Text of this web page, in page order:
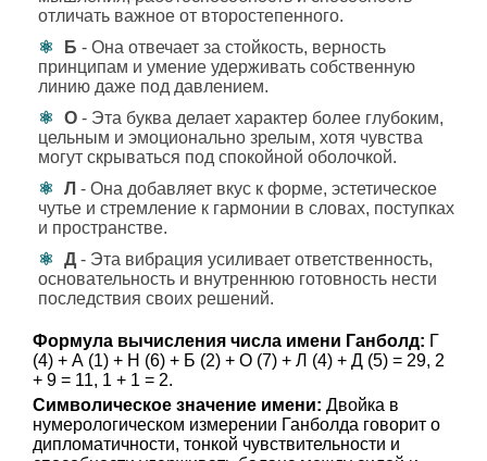
отличать важное от второстепенного.
Б - Она отвечает за стойкость, верность
принципам и умение удерживать собственную
линию даже под давлением.
О - Эта буква делает характер более глубоким,
цельным и эмоционально зрелым, хотя чувства
могут скрываться под спокойной оболочкой.
Л - Она добавляет вкус к форме, эстетическое
чутье и стремление к гармонии в словах, поступках
и пространстве.
Д - Эта вибрация усиливает ответственность,
основательность и внутреннюю готовность нести
последствия своих решений.
Формула вычисления числа имени Ганболд: Г
(4) + А (1) + Н (6) + Б (2) + О (7) + Л (4) + Д (5) = 29, 2
+ 9 = 11, 1 + 1 = 2.
Символическое значение имени: Двойка в
нумерологическом измерении Ганболда говорит о
дипломатичности, тонкой чувствительности и